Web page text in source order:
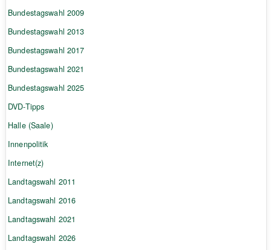
Bundestagswahl 2009
Bundestagswahl 2013
Bundestagswahl 2017
Bundestagswahl 2021
Bundestagswahl 2025
DVD-Tipps
Halle (Saale)
Innenpolitik
Internet(z)
Landtagswahl 2011
Landtagswahl 2016
Landtagswahl 2021
Landtagswahl 2026